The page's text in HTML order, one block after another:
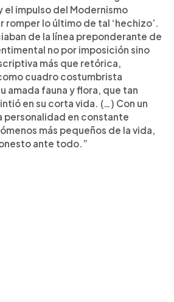
el impulso del Modernismo
romper lo último de tal ‘hechizo’.
de la línea preponderante de
no por imposición sino
más que retórica,
cuadro costumbrista
amada fauna y flora, que tan
en su corta vida. (…) Con un
personalidad en constante
más pequeños de la vida,
ante todo.”